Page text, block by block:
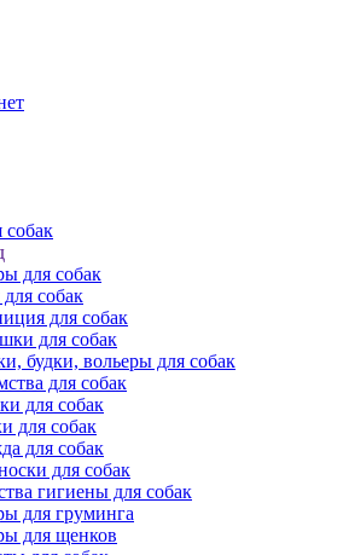
собак
для собак
собак
для собак
для собак
будки, вольеры для собак
для собак
для собак
для собак
для собак
для собак
гигиены для собак
для груминга
для щенков